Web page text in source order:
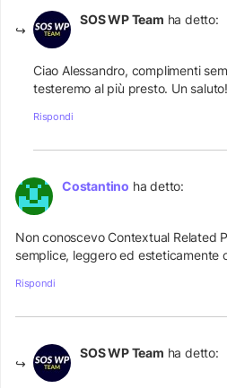
SOS WP Team ha detto:
Ciao Alessandro, complimenti
testeremo al più presto. Un saluto!
Rispondi
Costantino ha detto:
Non conoscevo Contextual Related
semplice, leggero ed esteticamente
Rispondi
SOS WP Team ha detto: